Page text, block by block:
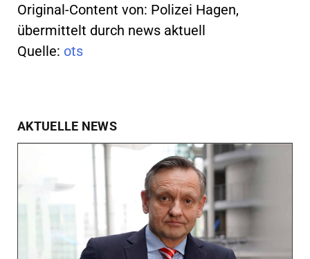
Original-Content von: Polizei Hagen,
übermittelt durch news aktuell
Quelle: ots
AKTUELLE NEWS